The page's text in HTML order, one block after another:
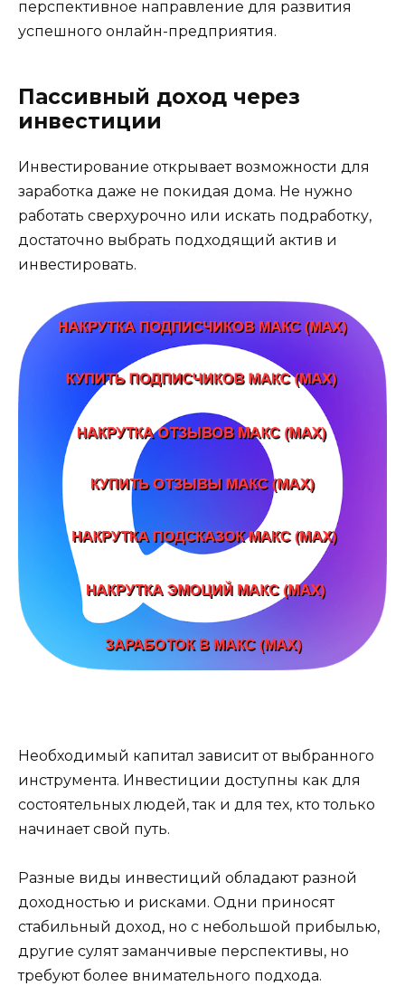
перспективное направление для развития
успешного онлайн-предприятия.
Пассивный доход через
инвестиции
Инвестирование открывает возможности для
заработка даже не покидая дома. Не нужно
работать сверхурочно или искать подработку,
достаточно выбрать подходящий актив и
инвестировать.
Необходимый капитал зависит от выбранного
инструмента. Инвестиции доступны как для
состоятельных людей, так и для тех, кто только
начинает свой путь.
Разные виды инвестиций обладают разной
доходностью и рисками. Одни приносят
стабильный доход, но с небольшой прибылью,
другие сулят заманчивые перспективы, но
требуют более внимательного подхода.